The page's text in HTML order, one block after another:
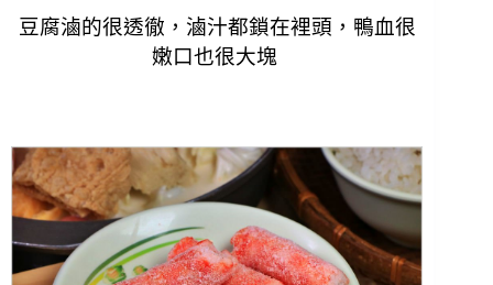
豆腐滷的很透徹，滷汁都鎖在裡頭，鴨血很
嫩口也很大塊